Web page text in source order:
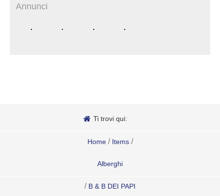
Annunci
Ti trovi qui:
Home / Items /
Alberghi
/ B & B DEI PAPI